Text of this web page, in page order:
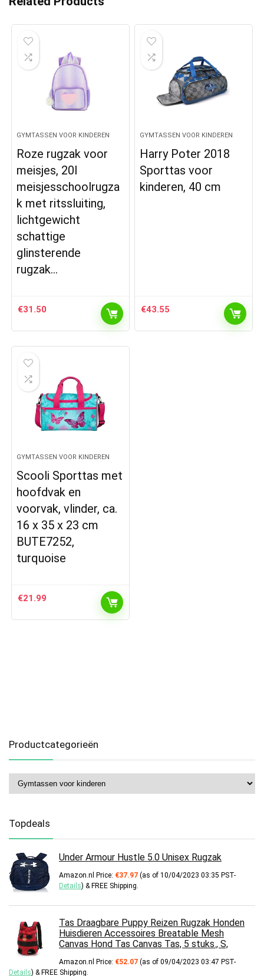
GYMTASSEN VOOR KINDEREN
Roze rugzak voor
meisjes, 20l
meisjesschoolrugza
k met ritssluiting,
lichtgewicht
schattige
glinsterende
rugzak…
€31.50
GYMTASSEN VOOR KINDEREN
Harry Poter 2018
Sporttas voor
kinderen, 40 cm
€43.55
GYMTASSEN VOOR KINDEREN
Scooli Sporttas met
hoofdvak en
voorvak, vlinder, ca.
16 x 35 x 23 cm
BUTE7252,
turquoise
€21.99
Productcategorieën
Topdeals
Under Armour Hustle 5.0 Unisex Rugzak
Amazon.nl Price: €37.97 (as of 10/04/2023 03:35 PST-
Details) & FREE Shipping
Tas Draagbare Puppy Reizen Rugzak Honden
Huisdieren Accessoires Breatable Mesh
Canvas Hond Tas Canvas Tas, 5 stuks., S,
Amazon.nl Price: €52.07 (as of 09/04/2023 03:47 PST-
Details) & FREE Shipping